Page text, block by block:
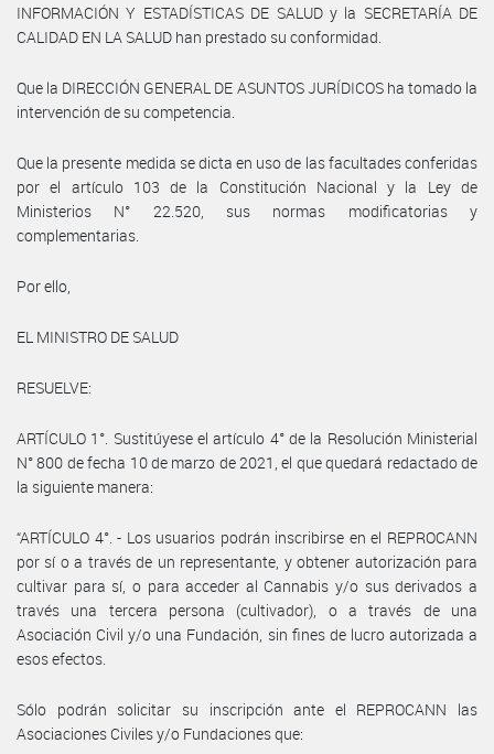
INFORMACIÓN Y ESTADÍSTICAS DE SALUD y la SECRETARÍA DE
CALIDAD EN LA SALUD han prestado su conformidad.
Que la DIRECCIÓN GENERAL DE ASUNTOS JURÍDICOS ha tomado la
intervención de su competencia.
Que la presente medida se dicta en uso de las facultades conferidas
por el artículo 103 de la Constitución Nacional y la Ley de
Ministerios N° 22.520, sus normas modificatorias y
complementarias.
Por ello,
EL MINISTRO DE SALUD
RESUELVE:
ARTÍCULO 1°. Sustitúyese el artículo 4° de la Resolución Ministerial
N° 800 de fecha 10 de marzo de 2021, el que quedará redactado de
la siguiente manera:
“ARTÍCULO 4°. - Los usuarios podrán inscribirse en el REPROCANN
por sí o a través de un representante, y obtener autorización para
cultivar para sí, o para acceder al Cannabis y/o sus derivados a
través una tercera persona (cultivador), o a través de una
Asociación Civil y/o una Fundación, sin fines de lucro autorizada a
esos efectos.
Sólo podrán solicitar su inscripción ante el REPROCANN las
Asociaciones Civiles y/o Fundaciones que: